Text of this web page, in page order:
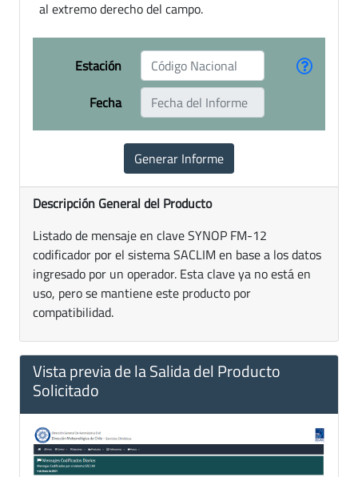
al extremo derecho del campo.
Estación
Fecha
Descripción General del Producto
Listado de mensaje en clave SYNOP FM-12
codificador por el sistema SACLIM en base a los datos
ingresado por un operador. Esta clave ya no está en
uso, pero se mantiene este producto por
compatibilidad.
Vista previa de la Salida del Producto
Solicitado